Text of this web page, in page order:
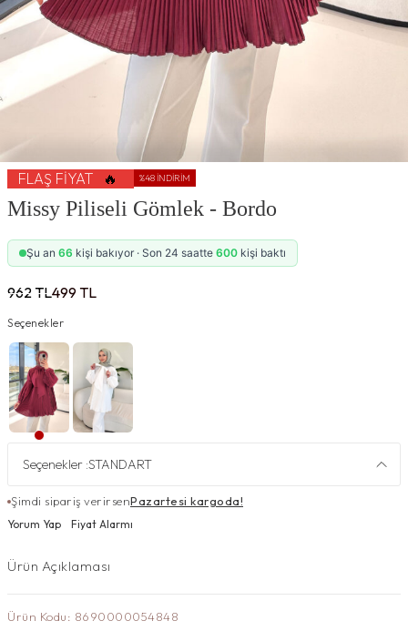
FLAŞ FIYAT 🔥 %48 İNDIRIM
Missy Piliseli Gömlek - Bordo
Şu an 66 kişi bakıyor · Son 24 saatte 600 kişi baktı
962TL499TL
Seçenekler
Seçenekler :STANDART
Şimdi sipariş verirsenPazartesi kargoda!
Yorum Yap Fiyat Alarmı
Ürün Açıklaması
Ürün Kodu: 8690000054848